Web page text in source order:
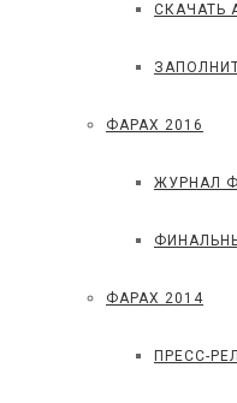
СКАЧАТЬ
ФАРАХ 2016
ЖУРНАЛ
ФАРАХ 2014
ПРЕСС-